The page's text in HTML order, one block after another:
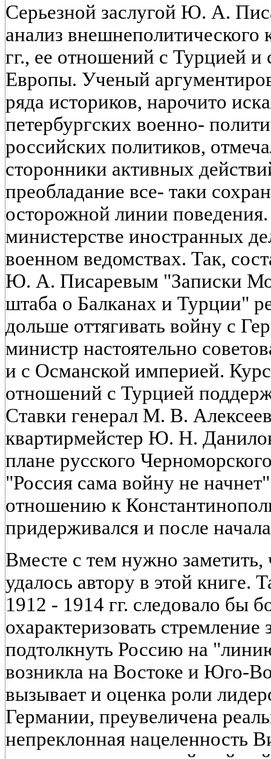
Серьезной заслугой Ю. А.
анализ внешнеполитического
гг., ее отношений с Турцией
Европы. Ученый
ряда историков, нарочито
петербургских военно-
российских политиков,
сторонники активных
преобладание все- таки
осторожной линии
министерстве иностранных
военном ведомствах. Так,
Ю. А. Писаревым "Записки
штаба о Балканах и Турции"
дольше оттягивать войну с
министр настоятельно
и с Османской империей.
отношений с Турцией
Ставки генерал М. В.
квартирмейстер Ю. Н.
плане русского
"Россия сама войну не
отношению к
придерживался и после
Вместе с тем нужно заметить,
удалось автору в этой книге.
1912 - 1914 гг. следовало бы
охарактеризовать
подтолкнуть Россию на
возникла на Востоке и Юго-
вызывает и оценка роли
Германии, преувеличена
непреклонная нацеленность